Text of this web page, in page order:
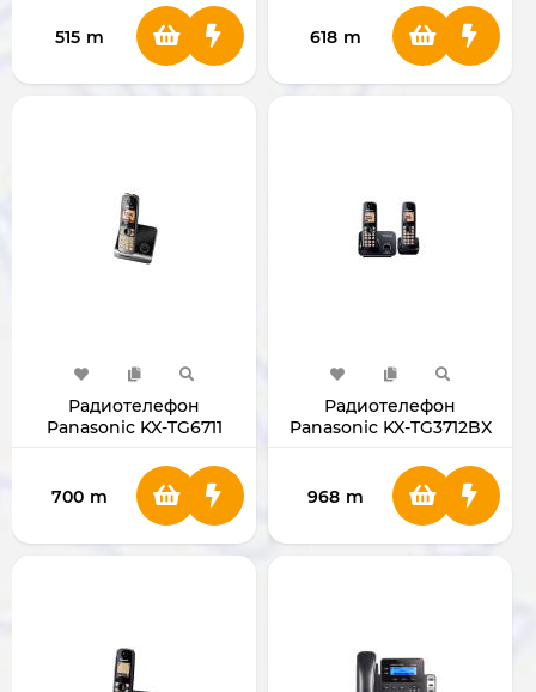
515 m 618 m
Радиотелефон
Panasonic KX-TG6711
700 m
Радиотелефон
Panasonic KX-TG3712BX
968 m